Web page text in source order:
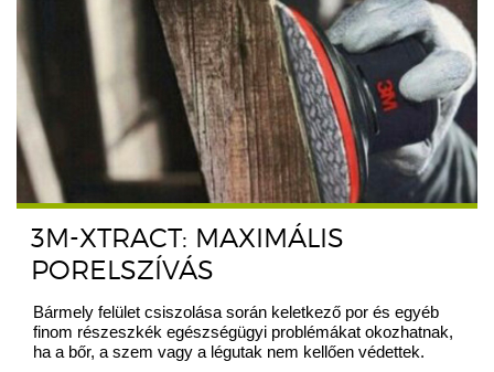
3M-XTRACT: MAXIMÁLIS
PORELSZÍVÁS
Bármely felület csiszolása során keletkező por és egyéb
finom részeszkék egészségügyi problémákat okozhatnak,
ha a bőr, a szem vagy a légutak nem kellően védettek.